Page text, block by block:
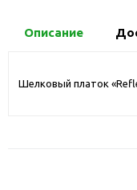
Описание
Шелковый платок